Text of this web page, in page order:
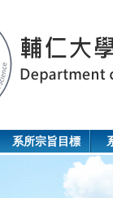
系所宗旨目標